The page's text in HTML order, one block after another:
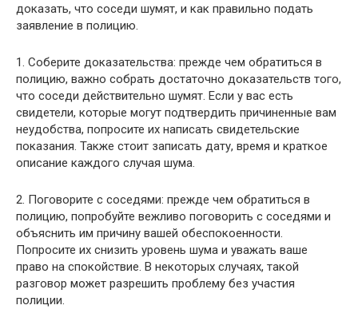
доказать, что соседи шумят, и как правильно подать
заявление в полицию.
1. Соберите доказательства: прежде чем обратиться в
полицию, важно собрать достаточно доказательств того,
что соседи действительно шумят. Если у вас есть
свидетели, которые могут подтвердить причиненные вам
неудобства, попросите их написать свидетельские
показания. Также стоит записать дату, время и краткое
описание каждого случая шума.
2. Поговорите с соседями: прежде чем обратиться в
полицию, попробуйте вежливо поговорить с соседями и
объяснить им причину вашей обеспокоенности.
Попросите их снизить уровень шума и уважать ваше
право на спокойствие. В некоторых случаях, такой
разговор может разрешить проблему без участия
полиции.